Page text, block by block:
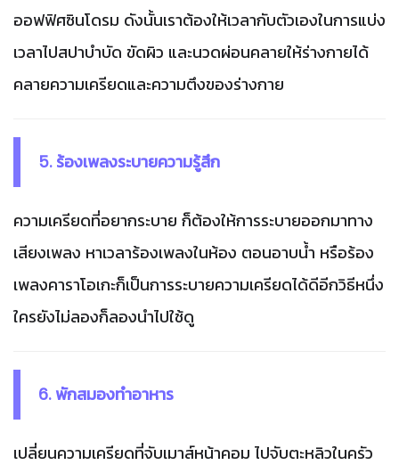
ออฟฟิศซินโดรม ดังนั้นเราต้องให้เวลากับตัวเองในการแบ่ง
เวลาไปสปาบำบัด ขัดผิว และนวดผ่อนคลายให้ร่างกายได้
คลายความเครียดและความตึงของร่างกาย
5. ร้องเพลงระบายความรู้สึก
ความเครียดที่อยากระบาย ก็ต้องให้การระบายออกมาทาง
เสียงเพลง หาเวลาร้องเพลงในห้อง ตอนอาบน้ำ หรือร้อง
เพลงคาราโอเกะก็เป็นการระบายความเครียดได้ดีอีกวิธีหนึ่ง
ใครยังไม่ลองก็ลองนำไปใช้ดู
6. พักสมองทำอาหาร
เปลี่ยนความเครียดที่จับเมาส์หน้าคอม ไปจับตะหลิวในครัว